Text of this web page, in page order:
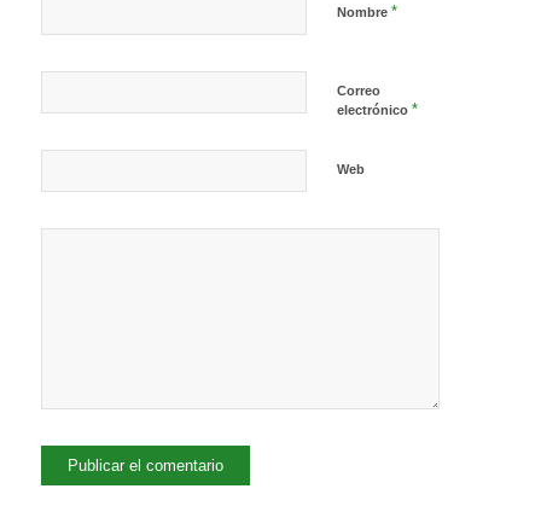
Nombre *
Correo
electrónico *
Web